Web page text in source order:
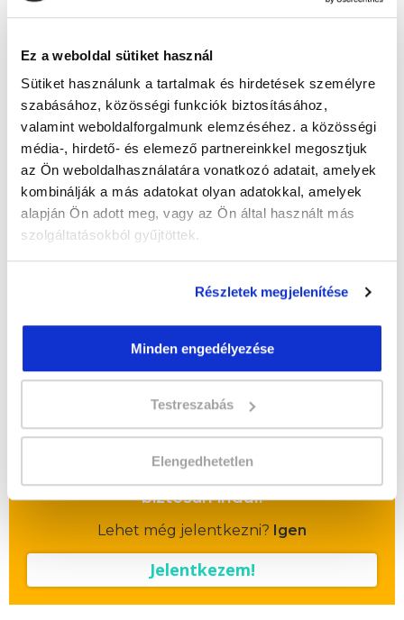
Ez a weboldal sütiket használ
Sütiket használunk a tartalmak és hirdetések személyre
szabásához, közösségi funkciók biztosításához,
valamint weboldalforgalmunk elemzéséhez. a közösségi
média-, hirdető- és elemező partnereinkkel megosztjuk
az Ön weboldalhasználatára vonatkozó adatait, amelyek
kombinálják a más adatokat olyan adatokkal, amelyek
alapján Ön adott meg, vagy az Ön által használt más
szolgáltatásokból gyűjtöttek.
Részletek megjelenítése
Minden engedélyezése
Testreszabás
Elengedhetetlen
+36302262580
" M " csoport
46 nap az indulásig!
Időtartam:3 hónap
2026-09-23
hallgatónk részére ajándék Pénztárgép helyes
Vizsgadíj várható összege
A csoport a meghirdetett időpontban
biztosan indul!
Lehet még jelentkezni? Igen
Jelentkezem!